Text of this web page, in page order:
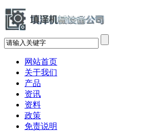
网站首页
关于我们
产品
资讯
资料
政策
免责说明